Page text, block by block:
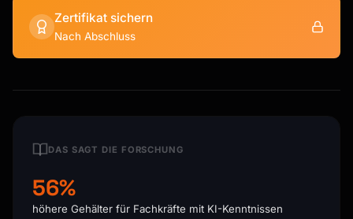
Zertifikat sichern
Nach Abschluss
DAS SAGT DIE FORSCHUNG
56%
höhere Gehälter für Fachkräfte mit KI-Kenntnissen